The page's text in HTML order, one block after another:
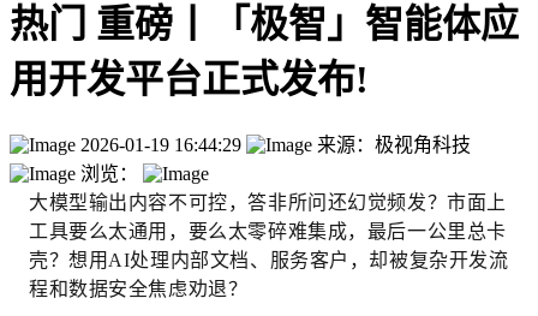
热门 重磅丨「极智」智能体应
用开发平台正式发布!
2026-01-19 16:44:29
来源：极视角科技
浏览：
大模型输出内容不可控，答非所问还幻觉频发？市面上
工具要么太通用，要么太零碎难集成，最后一公里总卡
壳？想用AI处理内部文档、服务客户，却被复杂开发流
程和数据安全焦虑劝退？